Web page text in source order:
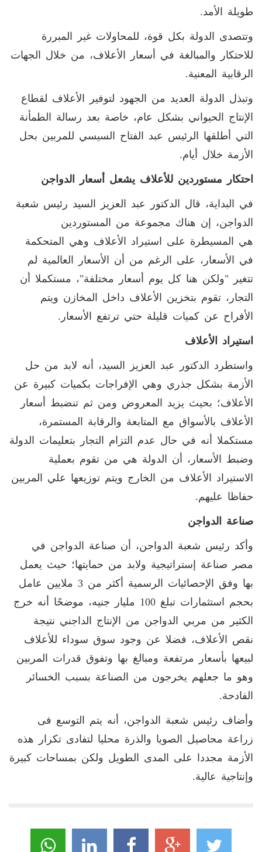
طويلة الأمد.
وتتصدى الدولة بكل قوة، للمحاولات غير المبررة
للاحتكار والمبالغة في أسعار الأعلاف، من خلال الجهات
الرقابية المعنية.
وتبذل الدولة العديد من الجهود لتوفير الأعلاف لقطاع
الإنتاج الحيواني بشكل عام، خاصة بعد رسالة الطمأنة
التي أطلقها الرئيس عبد الفتاح السيسي للمربين بحل
الأزمة خلال أيام.
احتكار مستوردين للأعلاف يشعل أسعار الدواجن
في البداية، قال الدكتور عبد العزيز السيد رئيس شعبة
الدواجن، إن هناك مجموعة من المستوردين
هي المسيطرة على استيراد الأعلاف وهي المتحكمة
في الأسعار، على الرغم من أن الأسعار العالمية لم
تتغير "ولكن هنا كل يوم أسعار مختلفة"، مستكملا أن
التجار، تقوم بتخزين الأعلاف داخل المخازن ويتم
الأفراح عن كميات قليلة حتي ترتفع الأسعار.
استيراد الأعلاف
واستطرد الدكتور عبد العزيز السيد، أنه لابد من حل
الأزمة بشكل جذري وهي الإفراجات بكميات كبيرة عن
الأعلاف؛ بحيث يزيد المعروض ومن ثم تنضبط أسعار
الأعلاف بالأسواق مع المتابعة والرقابة المستمرة،
مستكملا أنه في حال عدم التزام التجار بتعليمات الدولة
وضبط الأسعار، أن الدولة هي من تقوم بعملية
الاستيراد الأعلاف من الخارج ويتم توزيعها علي المربين
حفاظا عليهم.
صناعة الدواجن
وأكد رئيس شعبة الدواجن، أن صناعة الدواجن في
مصر صناعة إستراتيجية ولابد من حمايتها؛ حيث يعمل
بها وفق الإحصائيات الرسمية أكثر من 3 ملايين عامل
بحجم استثمارات تبلغ 100 مليار جنيه، موضحًا أنه خرج
الكثير من مربي الدواجن من الإنتاج الداجني نتيجة
نقص الأعلاف، فضلا عن وجود سوق سوداء للأعلاف
لبيعها بأسعار مرتفعة ومبالغ بها وتفوق قدرات المربين
وهو ما جعلهم يخرجون من الصناعة بسبب الخسائر
الفادحة.
وأضاف رئيس شعبة الدواجن، أنه يتم التوسع فى
زراعة محاصيل الصويا والذرة محليا لتفادى تكرار هذه
الأزمة مجددا على المدى الطويل ولكن بمساحات كبيرة
وإنتاجية عالية.